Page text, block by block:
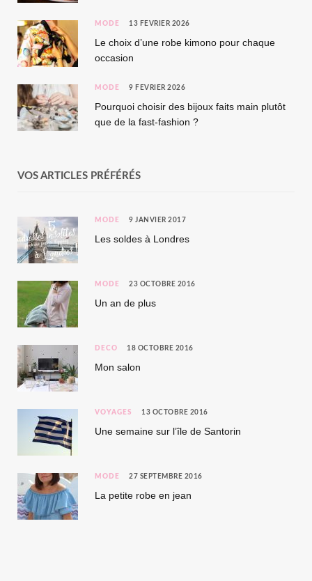
MODE 13 FÉVRIER 2026
Le choix d’une robe kimono pour chaque
occasion
MODE 9 FÉVRIER 2026
Pourquoi choisir des bijoux faits main plutôt
que de la fast-fashion ?
VOS ARTICLES PRÉFÉRÉS
MODE 9 JANVIER 2017
Les soldes à Londres
MODE 23 OCTOBRE 2016
Un an de plus
DÉCO 18 OCTOBRE 2016
Mon salon
VOYAGES 13 OCTOBRE 2016
Une semaine sur l’île de Santorin
MODE 27 SEPTEMBRE 2016
La petite robe en jean